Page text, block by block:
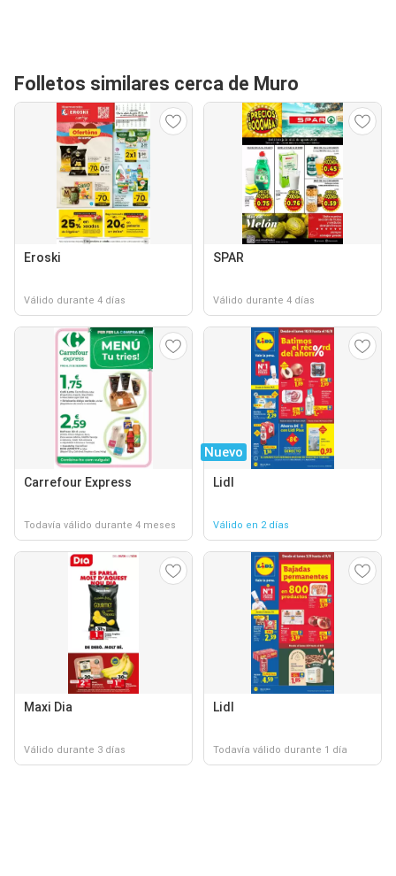
Folletos similares cerca de Muro
Eroski
Válido durante 4 días
SPAR
Válido durante 4 días
Carrefour Express
Todavía válido durante 4 meses
Nuevo
Lidl
Válido en 2 días
Maxi Dia
Válido durante 3 días
Lidl
Todavía válido durante 1 día